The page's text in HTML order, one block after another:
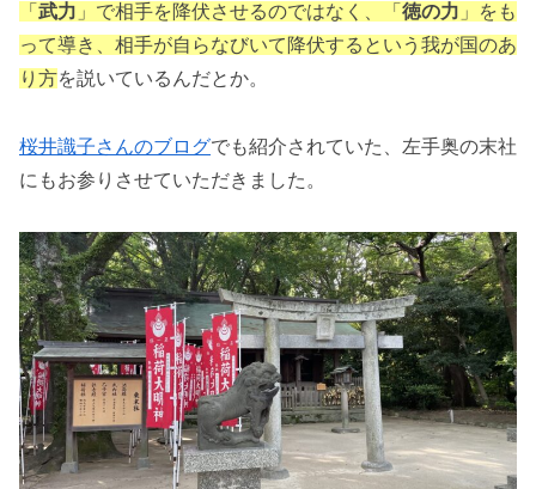
「 武力 」で相手を降伏させるのではなく、「 徳の力 」をも
って導き、相手が自らなびいて 降伏するという我が国のあ
り方を説いているんだとか。
桜井識子さんのブログでも紹介されていた、左手奥の末社
にもお参りさせていただきました。